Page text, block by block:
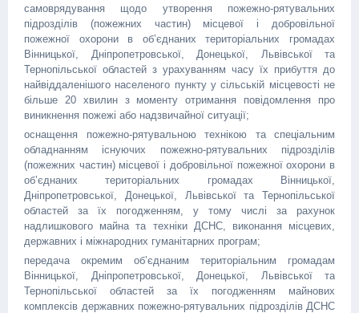
самоврядування щодо утворення пожежно-рятувальних
підрозділів (пожежних частин) місцевої і добровільної
пожежної охорони в об’єднаних територіальних громадах
Вінницької, Дніпропетровської, Донецької, Львівської та
Тернопільської областей з урахуванням часу їх прибуття до
найвіддаленішого населеного пункту у сільській місцевості не
більше 20 хвилин з моменту отримання повідомлення про
виникнення пожежі або надзвичайної ситуації;
оснащення пожежно-рятувальною технікою та спеціальним
обладнанням існуючих пожежно-рятувальних підрозділів
(пожежних частин) місцевої і добровільної пожежної охорони в
об’єднаних територіальних громадах Вінницької,
Дніпропетровської, Донецької, Львівської та Тернопільської
областей за їх погодженням, у тому числі за рахунок
надлишкового майна та техніки ДСНС, виконання місцевих,
державних і міжнародних гуманітарних програм;
передача окремим об’єднаним територіальним громадам
Вінницької, Дніпропетровської, Донецької, Львівської та
Тернопільської областей за їх погодженням майнових
комплексів державних пожежно-рятувальних підрозділів ДСНС